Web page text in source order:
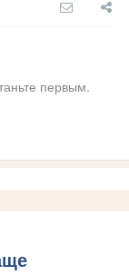
первым.